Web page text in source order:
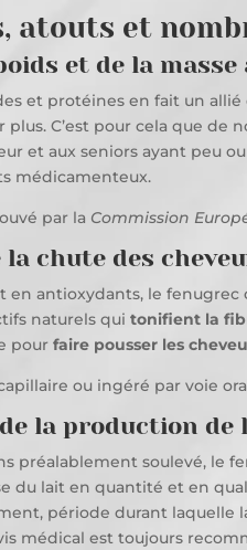
atouts et
et de la masse
et protéines en fait un
C’est pour cela que de
et aux seniors ayant peu
médicamenteux.
par la Commission
chute des
en antioxydants, le fenugrec
naturels quitonifient la
pourfaire pousser les
ou ingéré par voie
la production de
préalablement soulevé,
du lait en quantité et en
période durant laquelle
médical est toujours